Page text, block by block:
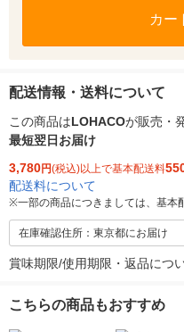
カー
配送情報・送料について
この商品はLOHACOが販売・
最短翌日お届け
3,780円(税込)以上で基本配送料
配送料について
※一部の商品につきましては、基本
在庫確認住所：東京都にお届け
賞味期限/使用期限・返品につ
こちらの商品もおすすめ